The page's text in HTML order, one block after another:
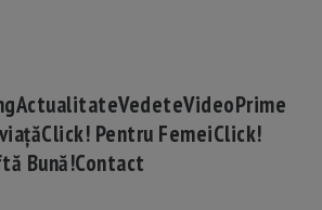
ActualitateVedeteVideoPrime
Click! Pentru FemeiClick!
Bună!Contact